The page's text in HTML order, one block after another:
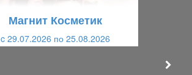
Магнит Косметик
c 29.07.2026 по 25.08.2026